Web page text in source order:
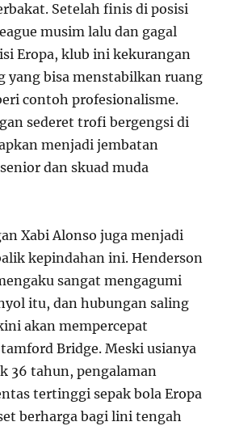
Setelah finis di posisi
musim lalu dan gagal
Eropa, klub ini kekurangan
yang bisa menstabilkan ruang
contoh profesionalisme.
sederet trofi bergengsi di
menjadi jembatan
dan skuad muda
Xabi Alonso juga menjadi
kepindahan ini. Henderson
sangat mengagumi
itu, dan hubungan saling
akan mempercepat
Bridge. Meski usianya
36 tahun, pengalaman
tertinggi sepak bola Eropa
berharga bagi lini tengah